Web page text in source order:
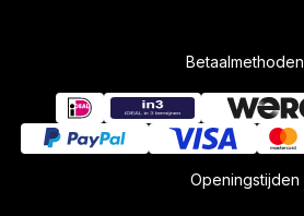
Betaalmethoden
Openingstijden